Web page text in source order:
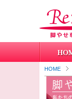
HOME